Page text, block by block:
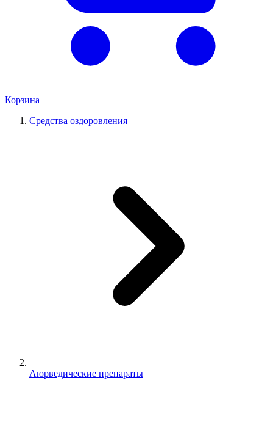
Корзина
Средства оздоровления
Аюрведические препараты